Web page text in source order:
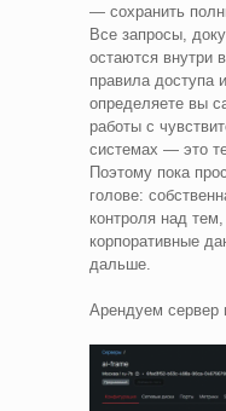
— сохранить
Все запросы,
остаются внутри
правила доступа
определяете вы
работы с
системах — это
Поэтому пока
голове:
контроля над
корпоративные
дальше.
Арендуем сервер